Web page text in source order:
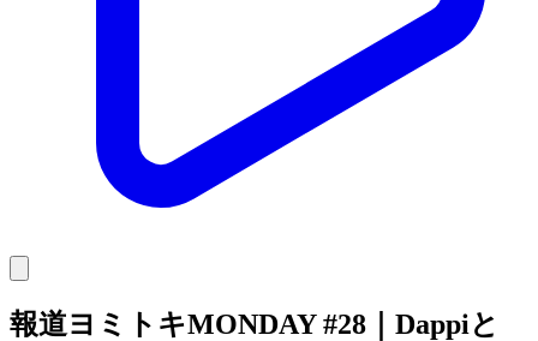
報道ヨミトキMONDAY #28｜Dappiと